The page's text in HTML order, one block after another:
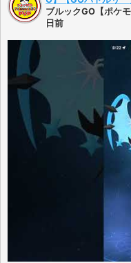
ブルックGO【ポケ
日前